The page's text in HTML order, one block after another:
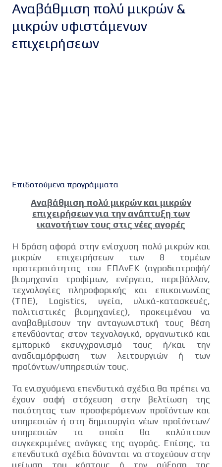
Αναβάθμιση πολύ μικρών &
μικρών υφιστάμενων
επιχειρήσεων
Επιδοτούμενα προγράμματα
Αναβάθμιση πολύ μικρών και μικρών
επιχειρήσεων για την ανάπτυξη των
ικανοτήτων τους στις νέες αγορές
Η δράση αφορά στην ενίσχυση πολύ μικρών και
μικρών επιχειρήσεων των 8 τομέων
προτεραιότητας του ΕΠΑνΕΚ (αγροδιατροφή/
βιομηχανία τροφίμων, ενέργεια, περιβάλλον,
τεχνολογίες πληροφορικής και επικοινωνίας
(ΤΠΕ), Logistics, υγεία, υλικά-κατασκευές,
πολιτιστικές βιομηχανίες), προκειμένου να
αναβαθμίσουν την ανταγωνιστική τους θέση
επενδύοντας στον τεχνολογικό, οργανωτικό και
εμπορικό εκσυγχρονισμό τους ή/και την
αναδιαμόρφωση των λειτουργιών ή των
προϊόντων/υπηρεσιών τους.
Τα ενισχυόμενα επενδυτικά σχέδια θα πρέπει να
έχουν σαφή στόχευση στην βελτίωση της
ποιότητας των προσφερόμενων προϊόντων και
υπηρεσιών ή στη δημιουργία νέων προϊόντων/
υπηρεσιών τα οποία θα καλύπτουν
συγκεκριμένες ανάγκες της αγοράς. Επίσης, τα
επενδυτικά σχέδια δύνανται να στοχεύουν στην
μείωση του κόστους ή την αύξηση της